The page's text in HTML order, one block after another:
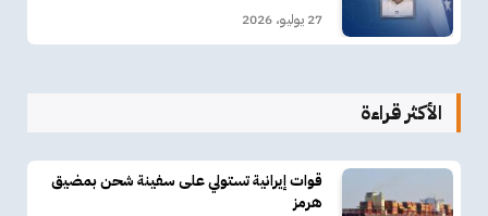
27 يوليو، 2026
الأكثر قراءة
قوات إيرانية تستولي على سفينة شحن بمضيق
هرمز